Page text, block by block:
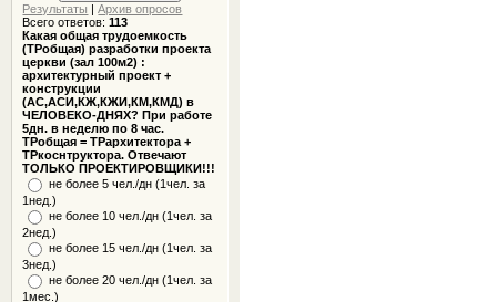
Результаты |Архив опросов
Всего ответов:113
Какая общая трудоемкость
(ТРобщая) разработки проекта
церкви (зал 100м2) :
архитектурный проект +
конструкции
(АС,АСИ,КЖ,КЖИ,КМ,КМД) в
ЧЕЛОВЕКО-ДНЯХ? При работе
5дн. в неделю по 8 час.
ТРобщая = ТРархитектора +
ТРкоснтруктора. Отвечают
ТОЛЬКО ПРОЕКТИРОВЩИКИ!!!
не более 5 чел./дн (1чел. за
1нед.)
не более 10 чел./дн (1чел. за
2нед.)
не более 15 чел./дн (1чел. за
3нед.)
не более 20 чел./дн (1чел. за
1мес.)